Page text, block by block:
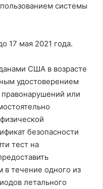
системы
17 мая 2021 года.
США в возрасте
удостоверением
или
безопасности
тест на
в течение одного из
летального